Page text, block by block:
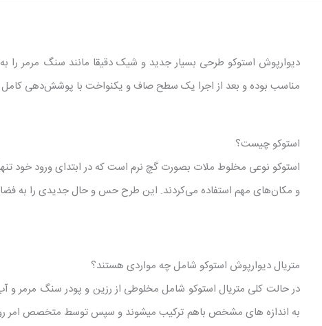
دیوارپوش استوکو طرحی بسیار جدید و شیک دقیقا مانند سنگ مرمر
مناسب بوده و بعد از اجرا یک سطح صاف و یکنواخت با پوشش‌دهی
استوکو چیست؟
استوکو نوعی مخلوط ملات بصورت گچ نرم است که در ابتدای ورود خود
و مکان‌های مهم استفاده می‌کردند. این طرح حس و حال جدیدی را به
متریال دیوارپوش استوکو شامل چه مواردی هستند؟
در حالت کلی متریال استوکو شامل مخلوطی از رزین و پودر سنگ مرمر
به اندازه های مشخص باهم ترکیب میشوند و سپس توسط متخصص امر روی